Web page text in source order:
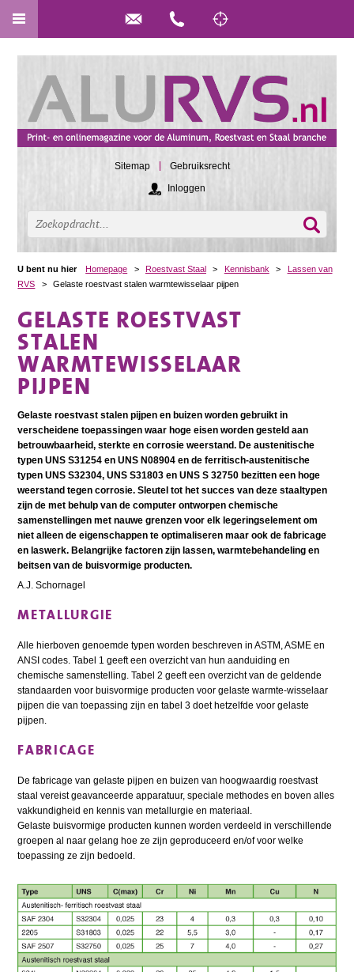
Sitemap
Gebruiksrecht
Inloggen
U bent nu hier Homepage > Roestvast Staal > Kennisbank >
Lassen van
RVS
> Gelaste roestvast stalen warmtewisselaar pijpen
GELASTE ROESTVAST
STALEN
WARMTEWISSELAAR
PIJPEN
Gelaste roestvast stalen pijpen en buizen worden gebruikt in
verscheidene toepassingen waar hoge eisen worden gesteld aan
betrouwbaarheid, sterkte en corrosie weerstand. De austenitische
typen UNS S31254 en UNS N08904 en de ferritisch-austenitische
typen UNS S32304, UNS S31803 en UNS S 32750 bezitten een hoge
weerstand tegen corrosie. Sleutel tot het succes van deze staaltypen
zijn de met behulp van de computer ontworpen chemische
samenstellingen met nauwe grenzen voor elk legeringselement om
niet alleen de eigenschappen te optimaliseren maar ook de fabricage
en laswerk. Belangrijke factoren zijn lassen, warmtebehandeling en
beitsen van de buisvormige producten.
A.J. Schornagel
METALLURGIE
Alle hierboven genoemde typen worden beschreven in ASTM, ASME en
ANSI codes. Tabel 1 geeft een overzicht van hun aanduiding en
chemische samenstelling. Tabel 2 geeft een overzicht van de geldende
standaarden voor buisvormige producten voor gelaste warmte-wisselaar
pijpen die van toepassing zijn en tabel 3 doet hetzelfde voor gelaste
pijpen.
FABRICAGE
De fabricage van gelaste pijpen en buizen van hoogwaardig roestvast
staal vereist geavanceerde apparatuur, speciale methodes en boven alles
vakkundigheid en kennis van metallurgie en materiaal.
Gelaste buisvormige producten kunnen worden verdeeld in verschillende
groepen al naar gelang hoe ze zijn geproduceerd en/of voor welke
toepassing ze zijn bedoeld.